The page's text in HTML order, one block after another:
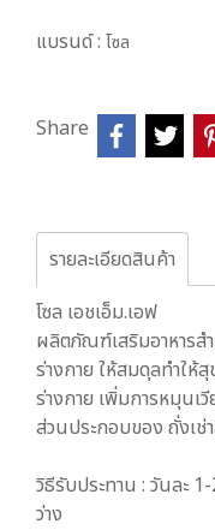
แบรนด์ : โซล
Share
รายละเอียดสินค้า
โซล เอชเอ็ม.เอฟ
ผลิตภัณฑ์เสริมอาหารส
ร่างกาย ให้สมดุลทำให้
ร่างกาย เพิ่มการหมุนเ
ส่วนประกอบของ ถั่งเช่
วิธีรับประทาน : วันละ
ว่าง